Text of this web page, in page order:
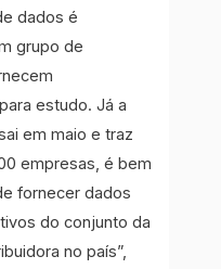
dados é
grupo de
estudo. Já a
em maio e traz
empresas, é bem
fornecer dados
do conjunto da
no país”,